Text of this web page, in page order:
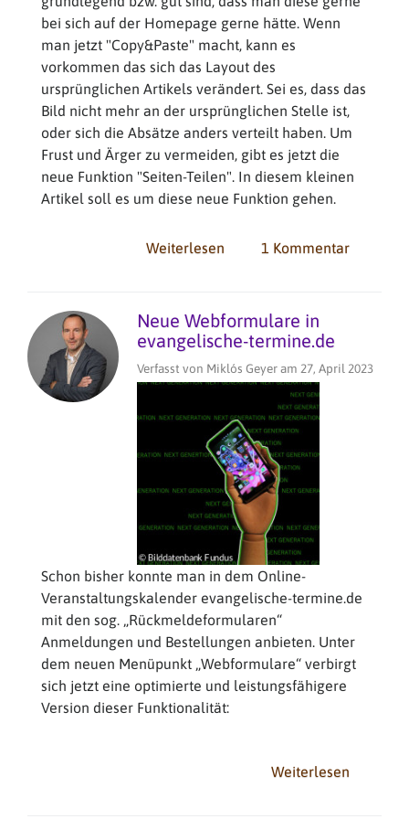
bei sich auf der Homepage gerne hätte. Wenn
man jetzt "Copy&Paste" macht, kann es
vorkommen das sich das Layout des
ursprünglichen Artikels verändert. Sei es, dass das
Bild nicht mehr an der ursprünglichen Stelle ist,
oder sich die Absätze anders verteilt haben. Um
Frust und Ärger zu vermeiden, gibt es jetzt die
neue Funktion "Seiten-Teilen". In diesem kleinen
Artikel soll es um diese neue Funktion gehen.
Weiterlesen
Seiten
teilen
der
Musterwebsite
1 Kommentar
Neue Webformulare in
evangelische-termine.de
Verfasst von Miklós Geyeram 27, April 2023
Schon bisher konnte man in dem Online-
Veranstaltungskalender evangelische-termine.de
mit den sog. „Rückmeldeformularen“
Anmeldungen und Bestellungen anbieten. Unter
dem neuen Menüpunkt „Webformulare“ verbirgt
sich jetzt eine optimierte und leistungsfähigere
Version dieser Funktionalität:
Weiterlesen